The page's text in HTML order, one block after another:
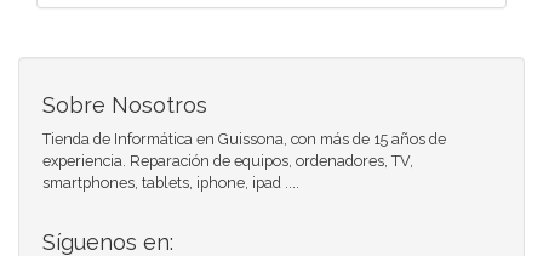
Sobre Nosotros
Tienda de Informática en Guissona, con más de 15 años de
experiencia. Reparación de equipos, ordenadores, TV,
smartphones, tablets, iphone, ipad ....
Síguenos en: